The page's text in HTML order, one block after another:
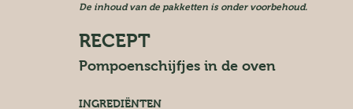
De inhoud van de pakketten is onder voorbehoud.
RECEPT
Pompoenschijfjes in de oven
INGREDIËNTEN